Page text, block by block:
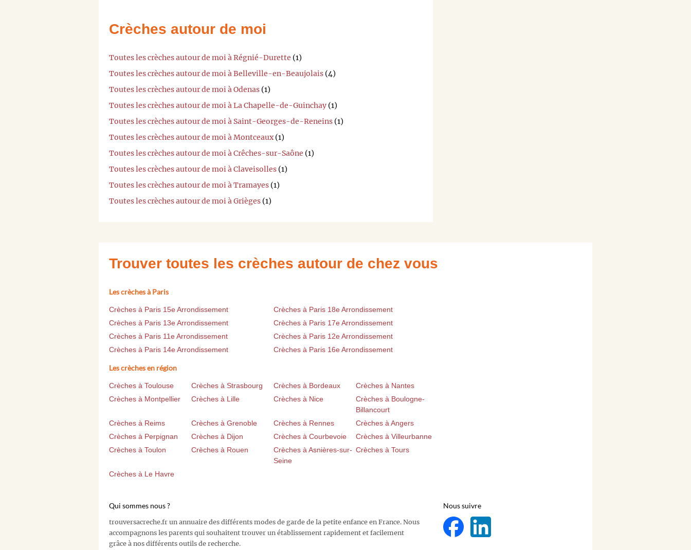
Crèches autour de moi
Toutes les crèches autour de moi à Régnié-Durette (1)
Toutes les crèches autour de moi à Belleville-en-Beaujolais (4)
Toutes les crèches autour de moi à Odenas (1)
Toutes les crèches autour de moi à La Chapelle-de-Guinchay (1)
Toutes les crèches autour de moi à Saint-Georges-de-Reneins (1)
Toutes les crèches autour de moi à Montceaux(1)
Toutes les crèches autour de moi à Crêches-sur-Saône (1)
Toutes les crèches autour de moi à Claveisolles (1)
Toutes les crèches autour de moi à Tramayes (1)
Toutes les crèches autour de moi à Grièges (1)
Trouver toutes les crèches autour de chez vous
Les crèches à Paris
Crèches à Paris 15e Arrondissement
Crèches à Paris 18e Arrondissement
Crèches à Paris 13e Arrondissement
Crèches à Paris 17e Arrondissement
Crèches à Paris 11e Arrondissement
Crèches à Paris 12e Arrondissement
Crèches à Paris 14e Arrondissement
Crèches à Paris 16e Arrondissement
Les crèches en région
Crèches à Toulouse Crèches à Strasbourg Crèches à Bordeaux
Crèches à Nantes
Crèches à Montpellier
Crèches à Lille Crèches à Nice
Crèches à Boulogne-
Billancourt
Crèches à Reims
Crèches à Grenoble Crèches à Rennes
Crèches à Angers
Crèches à Perpignan
Crèches à Dijon Crèches à Courbevoie
Crèches à Villeurbanne
Crèches à Toulon
Crèches à Rouen
Crèches à Asnières-sur-
Seine
Crèches à Tours
Crèches à Le Havre
Qui sommes nous ?
trouversacreche.fr un annuaire des différents modes de garde de la petite enfance en France. Nous
accompagnons les parents qui souhaitent trouver un établissement rapidement et facilement
grâce à nos différents outils de recherche.
Nous suivre